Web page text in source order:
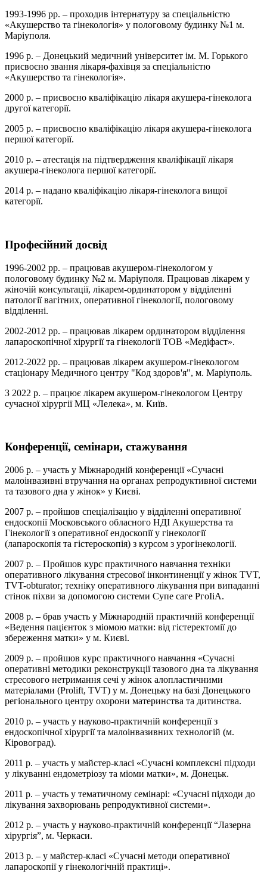
1993-1996 рр. – проходив інтернатуру за спеціальністю
«Акушерство та гінекологія» у пологовому будинку №1 м.
Маріуполя.
1996 р. – Донецький медичний університет ім. М. Горького
присвоєно звання лікаря-фахівця за спеціальністю
«Акушерство та гінекологія».
2000 р. – присвоєно кваліфікацію лікаря акушера-гінеколога
другої категорії.
2005 р. – присвоєно кваліфікацію лікаря акушера-гінеколога
першої категорії.
2010 р. – атестація на підтвердження кваліфікації лікаря
акушера-гінеколога першої категорії.
2014 р. – надано кваліфікацію лікаря-гінеколога вищої
категорії.
Професійний досвід
1996-2002 рр. – працював акушером-гінекологом у
пологовому будинку №2 м. Маріуполя. Працював лікарем у
жіночій консультації, лікарем-ординатором у відділенні
патології вагітних, оперативної гінекології, пологовому
відділенні.
2002-2012 рр. – працював лікарем ординатором відділення
лапароскопічної хірургії та гінекології ТОВ «Медіфаст».
2012-2022 рр. – працював лікарем акушером-гінекологом
стаціонару Медичного центру "Код здоров'я", м. Маріуполь.
З 2022 р. – працює лікарем акушером-гінекологом Центру
сучасної хірургії МЦ «Лелека», м. Київ.
Конференції, семінари, стажування
2006 р. – участь у Міжнародній конференції «Сучасні
малоінвазивні втручання на органах репродуктивної системи
та тазового дна у жінок» у Києві.
2007 р. – пройшов спеціалізацію у відділенні оперативної
ендоскопії Московського обласного НДІ Акушерства та
Гінекології з оперативної ендоскопії у гінекології
(лапароскопія та гістероскопія) з курсом з урогінекології.
2007 р. – Пройшов курс практичного навчання техніки
оперативного лікування стресової інконтиненції у жінок TVT,
TVT-obturator; техніку оперативного лікування при випаданні
стінок піхви за допомогою системи Супе саге РгоІіА.
2008 р. – брав участь у Міжнародній практичній конференції
«Ведення пацієнток з міомою матки: від гістеректомії до
збереження матки» у м. Києві.
2009 р. – пройшов курс практичного навчання «Сучасні
оперативні методики реконструкції тазового дна та лікування
стресового нетримання сечі у жінок алопластичними
матеріалами (Prolift, TVT) у м. Донецьку на базі Донецького
регіонального центру охорони материнства та дитинства.
2010 р. – участь у науково-практичній конференції з
ендоскопічної хірургії та малоінвазивних технологій (м.
Кіровоград).
2011 р. – участь у майстер-класі «Сучасні комплексні підходи
у лікуванні ендометріозу та міоми матки», м. Донецьк.
2011 р. – участь у тематичному семінарі: «Сучасні підходи до
лікування захворювань репродуктивної системи».
2012 р. – участь у науково-практичній конференції “Лазерна
хірургія”, м. Черкаси.
2013 р. – у майстер-класі «Сучасні методи оперативної
лапароскопії у гінекологічній практиці».